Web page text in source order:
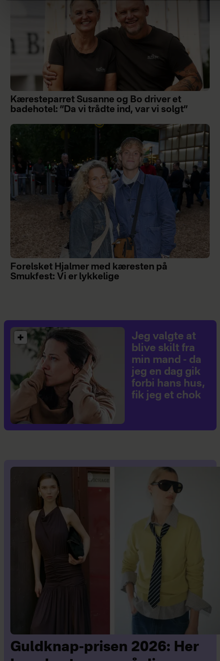
Kæresteparret Susanne og Bo driver et
badehotel: ”Da vi trådte ind, var vi solgt”
Forelsket Hjalmer med kæresten på
Smukfest: Vi er lykkelige
Jeg valgte at
blive skilt fra
min mand - da
jeg en dag gik
forbi hans hus,
fik jeg et chok
Guldknap-prisen 2026: Her